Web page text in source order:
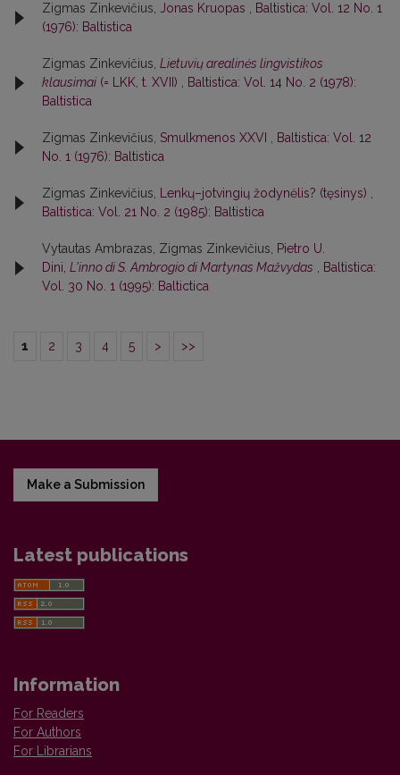
Zigmas Zinkevičius, Jonas Kruopas , Baltistica: Vol. 12 No. 1
(1976): Baltistica
Zigmas Zinkevičius, Lietuvių arealinės lingvistikos
klausimai (= LKK, t. XVII) , Baltistica: Vol. 14 No. 2 (1978):
Baltistica
Zigmas Zinkevičius, Smulkmenos XXVI , Baltistica: Vol. 12
No. 1 (1976): Baltistica
Zigmas Zinkevičius, Lenkų–jotvingių žodynėlis? (tęsinys) ,
Baltistica: Vol. 21 No. 2 (1985): Baltistica
Vytautas Ambrazas, Zigmas Zinkevičius, Pietro U.
Dini, L'inno di S. Ambrogio di Martynas Mažvydas , Baltistica:
Vol. 30 No. 1 (1995): Baltictica
1 2 3 4 5 > >>
Make a Submission
Latest publications
Information
For Readers
For Authors
For Librarians